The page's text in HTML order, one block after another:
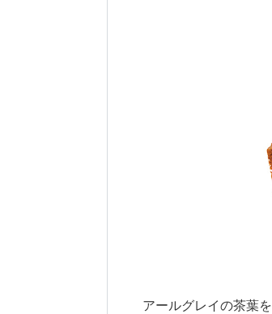
アールグレイの茶葉